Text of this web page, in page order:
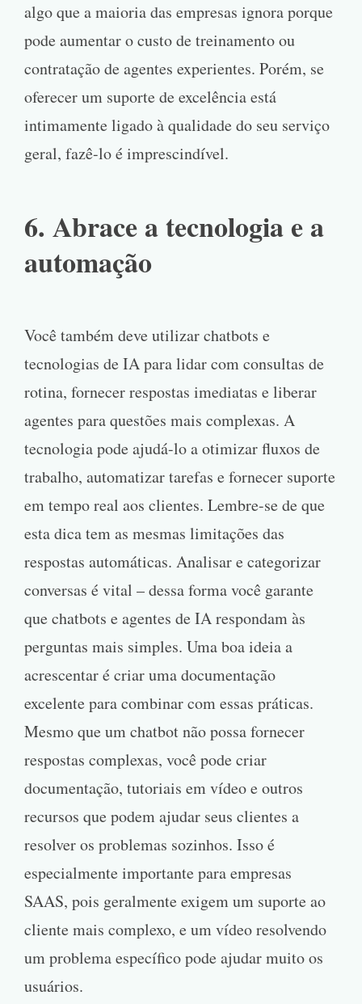
algo que a maioria das empresas ignora porque
pode aumentar o custo de treinamento ou
contratação de agentes experientes. Porém, se
oferecer um suporte de excelência está
intimamente ligado à qualidade do seu serviço
geral, fazê-lo é imprescindível.
6. Abrace a tecnologia e a
automação
Você também deve utilizar chatbots e
tecnologias de IA para lidar com consultas de
rotina, fornecer respostas imediatas e liberar
agentes para questões mais complexas. A
tecnologia pode ajudá-lo a otimizar fluxos de
trabalho, automatizar tarefas e fornecer suporte
em tempo real aos clientes. Lembre-se de que
esta dica tem as mesmas limitações das
respostas automáticas. Analisar e categorizar
conversas é vital – dessa forma você garante
que chatbots e agentes de IA respondam às
perguntas mais simples. Uma boa ideia a
acrescentar é criar uma documentação
excelente para combinar com essas práticas.
Mesmo que um chatbot não possa fornecer
respostas complexas, você pode criar
documentação, tutoriais em vídeo e outros
recursos que podem ajudar seus clientes a
resolver os problemas sozinhos. Isso é
especialmente importante para empresas
SAAS, pois geralmente exigem um suporte ao
cliente mais complexo, e um vídeo resolvendo
um problema específico pode ajudar muito os
usuários.